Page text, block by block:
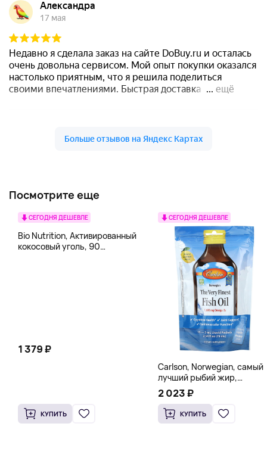
Посмотрите еще
СЕГОДНЯ ДЕШЕВЛЕ
Bio Nutrition, Активированный
кокосовый уголь, 90
1 379 ₽
КУПИТЬ
СЕГОДНЯ ДЕШЕВЛЕ
Carlson, Norwegian, самый
лучший рыбий жир,
натуральный лимон, 15
пакетиков (5 мл) каждый
2 023 ₽
КУПИТЬ